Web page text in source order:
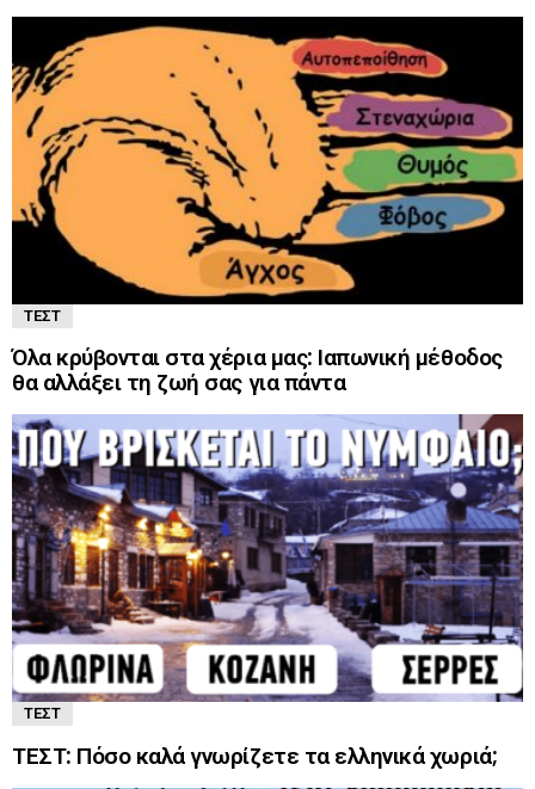
ΤΕΣΤ
Όλα κρύβονται στα χέρια μας: Ιαπωνική μέθοδος
θα αλλάξει τη ζωή σας για πάντα
ΤΕΣΤ
ΤΕΣΤ: Πόσο καλά γνωρίζετε τα ελληνικά χωριά;